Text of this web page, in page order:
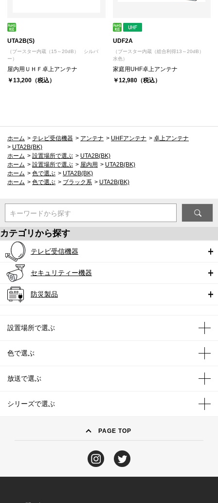
UTA2B(S)
（ブースター内蔵（15～20dB） シルバ
ー）
屋内用ＵＨＦ卓上アンテナ
￥13,200（税込）
UDF2A
（ブースター内蔵（総合利得13～20dB）
水色）
家庭用UHF卓上アンテナ
￥12,980（税込）
ホーム > テレビ受信機器 > アンテナ > UHFアンテナ > 卓上アンテナ
> UTA2B(BK)
ホーム > 設置場所で選ぶ > UTA2B(BK)
ホーム > 設置場所で選ぶ > 屋内用 > UTA2B(BK)
ホーム > 色で選ぶ > UTA2B(BK)
ホーム > 色で選ぶ > ブラック系 > UTA2B(BK)
キーワードから探す
カテゴリから探す
テレビ受信機器
セキュリティー機器
防災製品
設置場所で選ぶ
色で選ぶ
放送で選ぶ
シリーズで選ぶ
PAGE TOP